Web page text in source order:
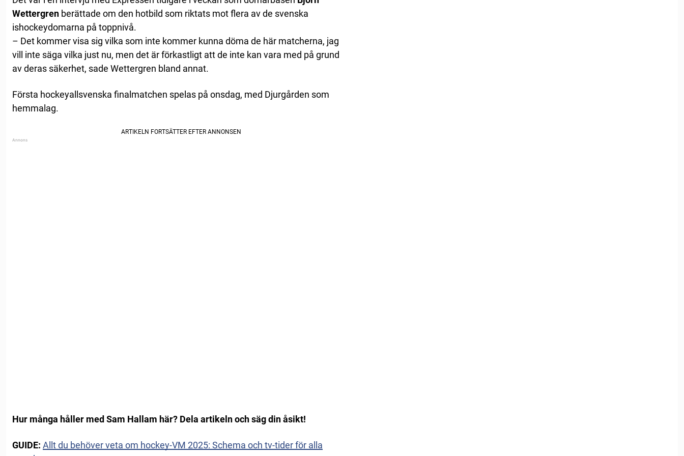
Wettergren berättade om den hotbild som riktats mot flera av de svenska
ishockeydomarna på toppnivå.
– Det kommer visa sig vilka som inte kommer kunna döma de här matcherna, jag
vill inte säga vilka just nu, men det är förkastligt att de inte kan vara med på grund
av deras säkerhet, sade Wettergren bland annat.
Första hockeyallsvenska finalmatchen spelas på onsdag, med Djurgården som
hemmalag.
Hur många håller med Sam Hallam här? Dela artikeln och säg din åsikt!
GUIDE: Allt du behöver veta om hockey-VM 2025: Schema och tv-tider för alla